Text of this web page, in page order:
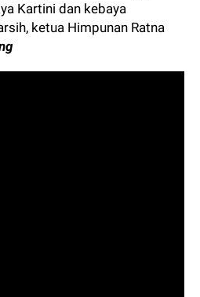
Kartini dan kebaya
ketua Himpunan Ratna